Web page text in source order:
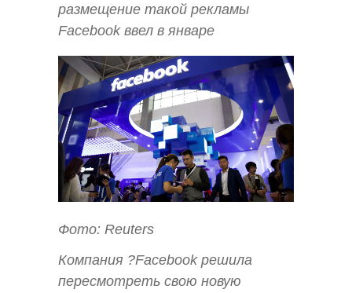
размещение такой рекламы
Facebook ввел в январе
Фото: Reuters
Компания ?Facebook решила
пересмотреть свою новую